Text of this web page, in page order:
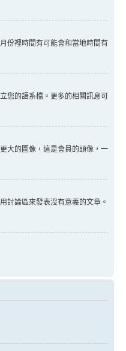
份裡時間有可能會和當地時間有
您的語系檔。更多的相關訊息可
大的圖像，這是會員的頭像，一
討論區來發表沒有意義的文章。